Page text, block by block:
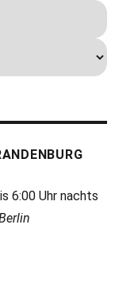
6:00 Uhr nachts